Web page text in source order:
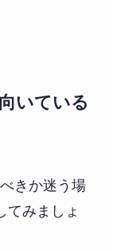
いている
きか迷う場
てみましょ